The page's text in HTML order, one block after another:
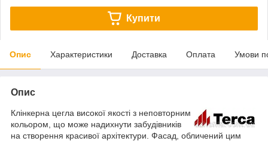
Купити
Опис Характеристики Доставка Оплата Умови
Опис
Клінкерна цегла високої якості з неповторним
кольором, що може надихнути забудівників
на створення красивої архітектури. Фасад, обличений цим